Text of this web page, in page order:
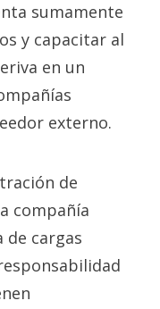
sumamente
y capacitar al
en un
externo.
de
compañía
de cargas